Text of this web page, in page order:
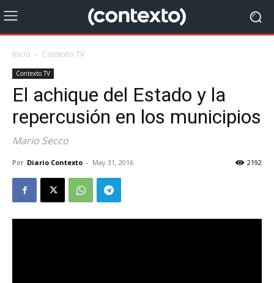
Inicio Contexto TV
Contexto TV
El achique del Estado y la
repercusión en los municipios
Mario Secco
Por Diario Contexto - May 31, 2016 2192